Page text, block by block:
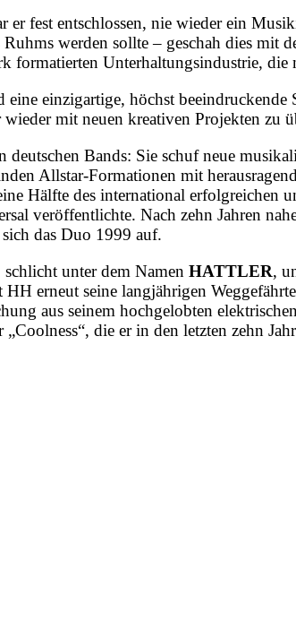
fest entschlossen, nie wieder ein
werden sollte – geschah dies mit
Unterhaltungsindustrie, die
einzigartige, höchst beeindruckende
mit neuen kreativen Projekten zu
deutschen Bands: Sie schuf neue
Allstar-Formationen mit
Hälfte des international erfolgreichen
veröffentlichte. Nach zehn Jahren
das Duo 1999 auf.
unter dem Namen HATTLER,
HH erneut seine langjährigen
aus seinem hochgelobten
die er in den letzten zehn